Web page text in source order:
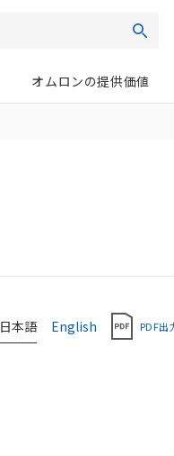
オムロンの提供価値
日本語 English PDF出